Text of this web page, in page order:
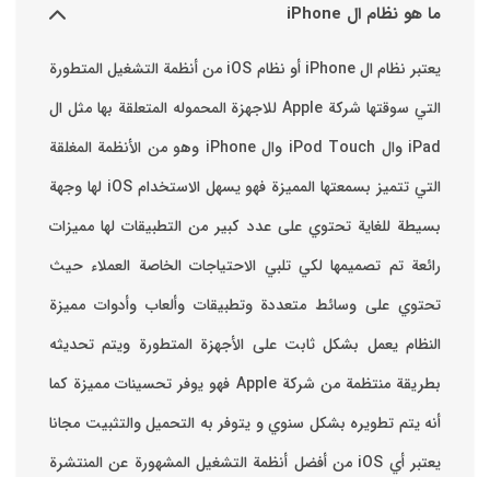
ما هو نظام ال iPhone
يعتبر نظام ال iPhone أو نظام iOS من أنظمة التشغيل المتطورة
التي سوقتها شركة Apple للاجهزة المحموله المتعلقة بها مثل ال
iPad وال iPod Touch وال iPhone وهو من الأنظمة المغلقة
التي تتميز بسمعتها المميزة فهو يسهل الاستخدام ‏iOS لها وجهة
بسيطة للغاية تحتوي على عدد كبير من التطبيقات لها مميزات
رائعة تم تصميمها لكي تلبي الاحتياجات الخاصة العملاء حيث
تحتوي على وسائط متعددة وتطبيقات وألعاب وأدوات مميزة
‏النظام يعمل بشكل ثابت على الأجهزة المتطورة ويتم تحديثه
بطريقة منتظمة من شركة Apple فهو يوفر تحسينات مميزة كما
أنه يتم تطويره بشكل سنوي و يتوفر به التحميل والتثبيت مجانا
‏يعتبر أي iOS من أفضل أنظمة التشغيل المشهورة عن المنتشرة